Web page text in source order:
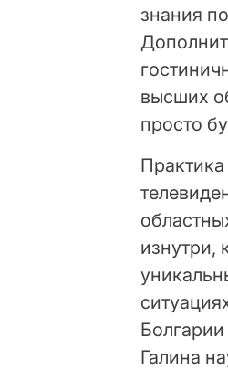
знания
высших
просто
изнутри,
Галина